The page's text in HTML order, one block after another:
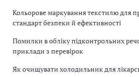
Кольорове маркування текстилю для
стандарт безпеки й ефективності
Помилки в обліку підконтрольних
приклади з перевірок
Як очищувати холодильник для